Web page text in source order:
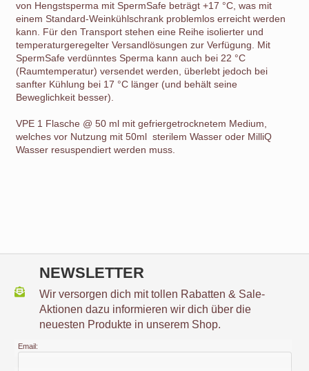
von Hengstsperma mit SpermSafe beträgt +17 °C, was mit
einem Standard-Weinkühlschrank problemlos erreicht werden
kann. Für den Transport stehen eine Reihe isolierter und
temperaturgeregelter Versandlösungen zur Verfügung. Mit
SpermSafe verdünntes Sperma kann auch bei 22 °C
(Raumtemperatur) versendet werden, überlebt jedoch bei
sanfter Kühlung bei 17 °C länger (und behält seine
Beweglichkeit besser).
VPE 1 Flasche @ 50 ml mit gefriergetrocknetem Medium,
welches vor Nutzung mit 50ml sterilem Wasser oder MilliQ
Wasser resuspendiert werden muss.
NEWSLETTER
Wir versorgen dich mit tollen Rabatten & Sale-
Aktionen dazu informieren wir dich über die
neuesten Produkte in unserem Shop.
Email: